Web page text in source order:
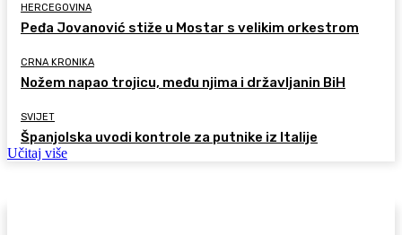
HERCEGOVINA
Peđa Jovanović stiže u Mostar s velikim orkestrom
CRNA KRONIKA
Nožem napao trojicu, među njima i državljanin BiH
SVIJET
Španjolska uvodi kontrole za putnike iz Italije
Učitaj više